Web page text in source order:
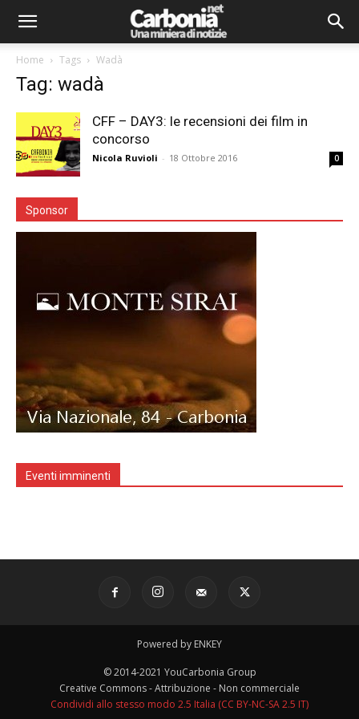
Home Tags Wadà
Tag: wadà
CFF – DAY3: le recensioni dei film in
concorso
Nicola Ruvioli - 18 Ottobre 2016 0
Sponsor
Eventi imminenti
Powered by ENKEY
© 2014-2021 YouCarbonia Group
Creative Commons - Attribuzione - Non commerciale
Condividi allo stesso modo 2.5 Italia (CC BY-NC-SA 2.5 IT)